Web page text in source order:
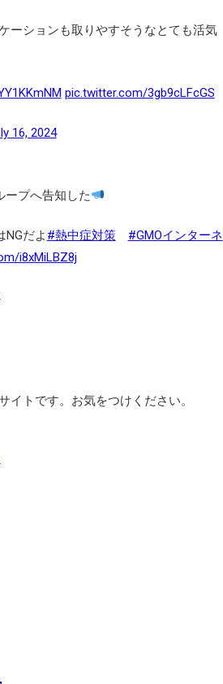
ーションも取りやすそうなとても活気
pic.twitter.com/3gb9cLFcGS
16, 2024
ープへ告知した
NGだよ #熱中症対策
#GMOインターネ
i8xMiLBZ8j
トです。お気をつけください。